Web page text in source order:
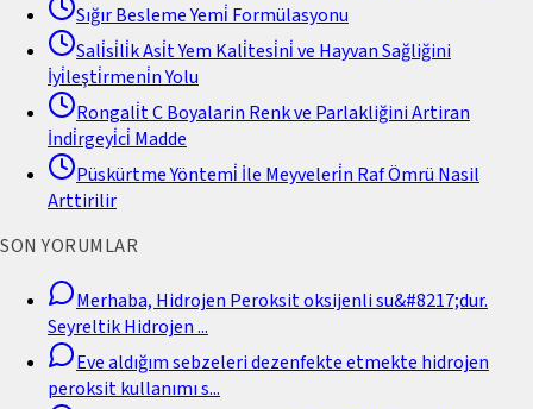
Sığır Besleme Yemi̇ Formülasyonu
Sali̇si̇li̇k Asi̇t Yem Kali̇tesi̇ni̇ ve Hayvan Sağliğini
İyi̇leşti̇rmeni̇n Yolu
Rongali̇t C Boyalarin Renk ve Parlakliğini Artiran
İndi̇rgeyi̇ci̇ Madde
Püskürtme Yöntemi̇ İle Meyveleri̇n Raf Ömrü Nasil
Arttirilir
SON YORUMLAR
Merhaba, Hidrojen Peroksit oksijenli su&#8217;dur.
Seyreltik Hidrojen...
Eve aldığım sebzeleri dezenfekte etmekte hidrojen
peroksit kullanımı s...